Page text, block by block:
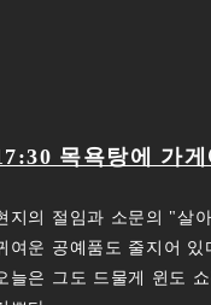
목욕탕에 가
지의 절임과 소문의 "살
여운 공예품도 줄지어 있
늘은 그도 드물게 윈도